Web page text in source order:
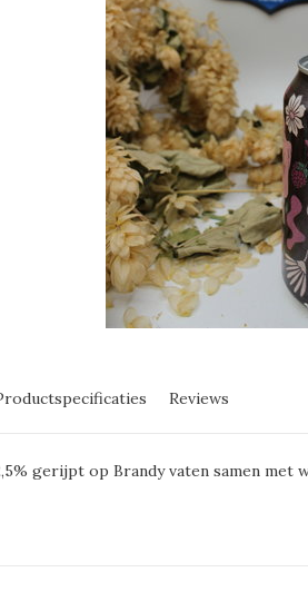
Reviews
gerijpt op Brandy vaten samen met